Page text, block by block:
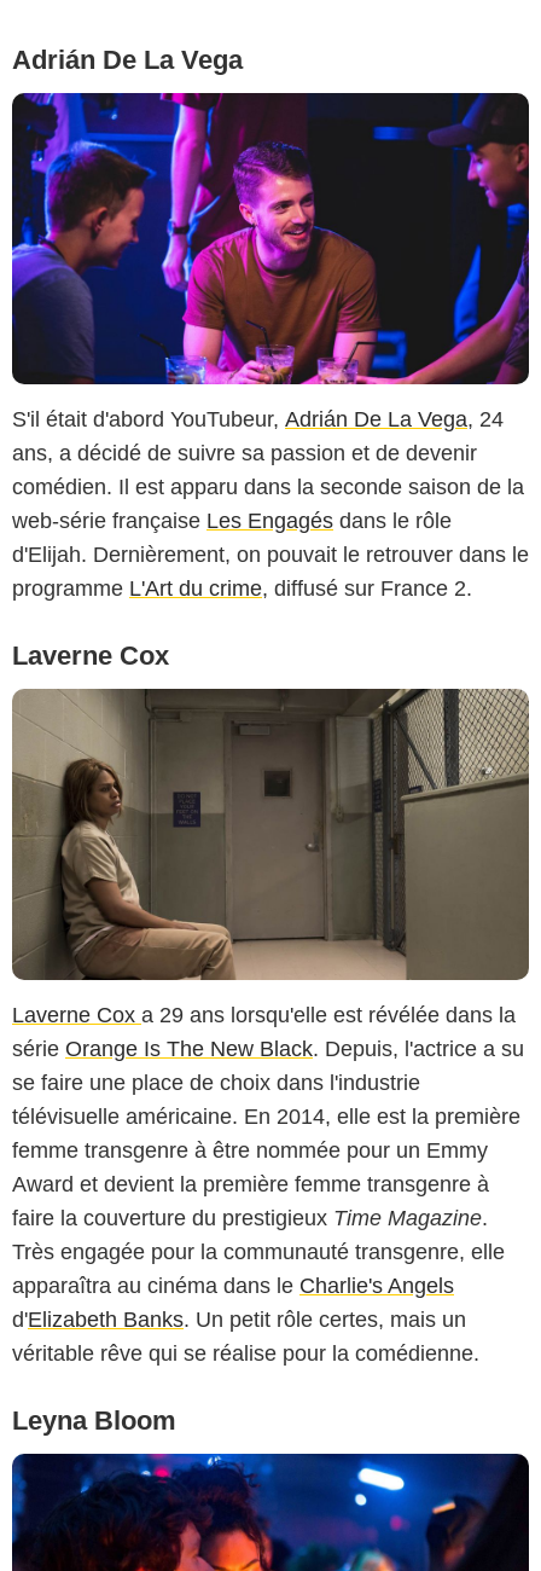
Adrián De La Vega
S'il était d'abord YouTubeur, Adrián De La Vega, 24
ans, a décidé de suivre sa passion et de devenir
comédien. Il est apparu dans la seconde saison de la
web-série française Les Engagés dans le rôle
d'Elijah. Dernièrement, on pouvait le retrouver dans le
programme L'Art du crime, diffusé sur France 2.
Laverne Cox
Laverne Cox a 29 ans lorsqu'elle est révélée dans la
série Orange Is The New Black. Depuis, l'actrice a su
se faire une place de choix dans l'industrie
télévisuelle américaine. En 2014, elle est la première
femme transgenre à être nommée pour un Emmy
Award et devient la première femme transgenre à
faire la couverture du prestigieux Time Magazine.
Très engagée pour la communauté transgenre, elle
apparaîtra au cinéma dans le Charlie's Angels
d'Elizabeth Banks. Un petit rôle certes, mais un
véritable rêve qui se réalise pour la comédienne.
Leyna Bloom